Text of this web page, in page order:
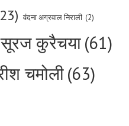
वंदना अग्रवाल निराली (2)
सूरज कुरैचया(61)
चमोली(63)